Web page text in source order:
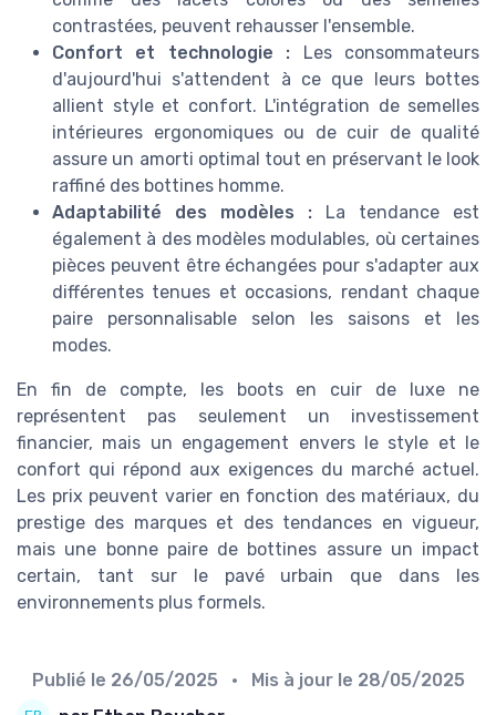
contrastées, peuvent rehausser l'ensemble.
Confort et technologie : Les consommateurs
d'aujourd'hui s'attendent à ce que leurs bottes
allient style et confort. L'intégration de semelles
intérieures ergonomiques ou de cuir de qualité
assure un amorti optimal tout en préservant le look
raffiné des bottines homme.
Adaptabilité des modèles : La tendance est
également à des modèles modulables, où certaines
pièces peuvent être échangées pour s'adapter aux
différentes tenues et occasions, rendant chaque
paire personnalisable selon les saisons et les
modes.
En fin de compte, les boots en cuir de luxe ne
représentent pas seulement un investissement
financier, mais un engagement envers le style et le
confort qui répond aux exigences du marché actuel.
Les prix peuvent varier en fonction des matériaux, du
prestige des marques et des tendances en vigueur,
mais une bonne paire de bottines assure un impact
certain, tant sur le pavé urbain que dans les
environnements plus formels.
Publié le 26/05/2025 • Mis à jour le 28/05/2025